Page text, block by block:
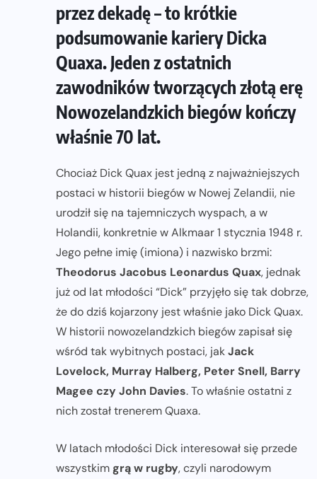
przez dekadę – to krótkie
podsumowanie kariery Dicka
Quaxa. Jeden z ostatnich
zawodników tworzących złotą erę
Nowozelandzkich biegów kończy
właśnie 70 lat.
Chociaż Dick Quax jest jedną z najważniejszych
postaci w historii biegów w Nowej Zelandii, nie
urodził się na tajemniczych wyspach, a w
Holandii, konkretnie w Alkmaar 1 stycznia 1948 r.
Jego pełne imię (imiona) i nazwisko brzmi:
Theodorus Jacobus Leonardus Quax, jednak
już od lat młodości “Dick” przyjęło się tak dobrze,
że do dziś kojarzony jest właśnie jako Dick Quax.
W historii nowozelandzkich biegów zapisał się
wśród tak wybitnych postaci, jakJack
Lovelock, Murray Halberg, Peter Snell, Barry
Magee czy John Davies. To właśnie ostatni z
nich został trenerem Quaxa.
W latach młodości Dick interesował się przede
wszystkim grą w rugby, czyli narodowym